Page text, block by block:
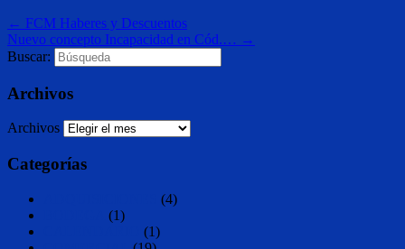
← FCM Haberes y Descuentos
Nuevo concepto Incapacidad en Cód.… →
Buscar:
Archivos
Archivos
Categorías
(4)
(1)
(1)